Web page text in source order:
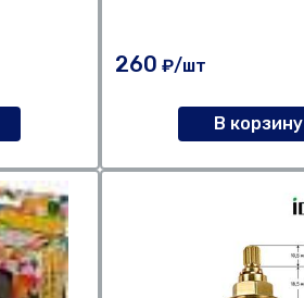
260 ₽/шт
В корзину